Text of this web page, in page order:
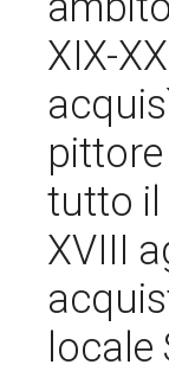
XIX-
tutto il
XVIII